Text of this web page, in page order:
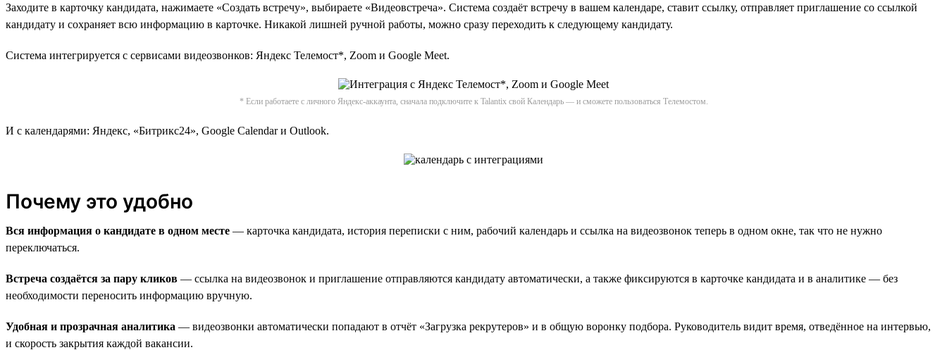
Заходите в карточку кандидата, нажимаете «Создать встречу», выбираете «Видеовстреча». Система создаёт встречу в вашем календаре, ставит ссылку, отправляет приглашение со ссылкой
кандидату и сохраняет всю информацию в карточке. Никакой лишней ручной работы, можно сразу переходить к следующему кандидату.
Система интегрируется c сервисами видеозвонков: Яндекс Телемост*, Zoom и Google Meet.
* Если работаете с личного Яндекс-аккаунта, сначала подключите к Talantix свой Календарь — и сможете пользоваться Телемостом.
И с календарями: Яндекс, «Битрикс24», Google Calendar и Outlook.
Почему это удобно
Вся информация о кандидате в одном месте — карточка кандидата, история переписки с ним, рабочий календарь и ссылка на видеозвонок теперь в одном окне, так что не нужно
переключаться.
Встреча создаётся за пару кликов — ссылка на видеозвонок и приглашение отправляются кандидату автоматически, а также фиксируются в карточке кандидата и в аналитике — без
необходимости переносить информацию вручную.
Удобная и прозрачная аналитика — видеозвонки автоматически попадают в отчёт «Загрузка рекрутеров» и в общую воронку подбора. Руководитель видит время, отведённое на интервью,
и скорость закрытия каждой вакансии.